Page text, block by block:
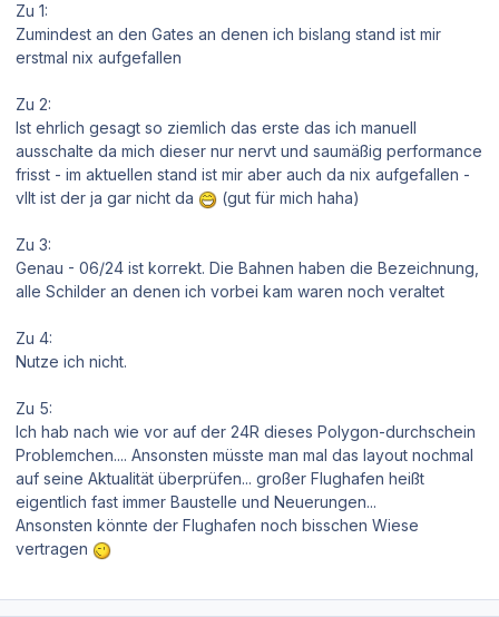
Zu 1:
Zumindest an den Gates an denen ich bislang stand ist mir
erstmal nix aufgefallen
Zu 2:
Ist ehrlich gesagt so ziemlich das erste das ich manuell
ausschalte da mich dieser nur nervt und saumäßig performance
frisst - im aktuellen stand ist mir aber auch da nix aufgefallen -
vllt ist der ja gar nicht da
(gut für mich haha)
Zu 3:
Genau - 06/24 ist korrekt. Die Bahnen haben die Bezeichnung,
alle Schilder an denen ich vorbei kam waren noch veraltet
Zu 4:
Nutze ich nicht.
Zu 5:
Ich hab nach wie vor auf der 24R dieses Polygon-durchschein
Problemchen.... Ansonsten müsste man mal das layout nochmal
auf seine Aktualität überprüfen... großer Flughafen heißt
eigentlich fast immer Baustelle und Neuerungen...
Ansonsten könnte der Flughafen noch bisschen Wiese
vertragen